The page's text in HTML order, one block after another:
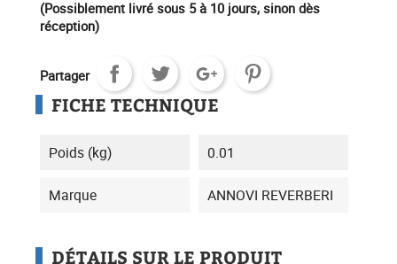
(Possiblement livré sous 5 à 10 jours, sinon dès
réception)
Partager
FICHE TECHNIQUE
Poids (kg) 0.01
Marque ANNOVI REVERBERI
DÉTAILS SUR LE PRODUIT